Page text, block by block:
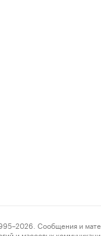
Сообщения и